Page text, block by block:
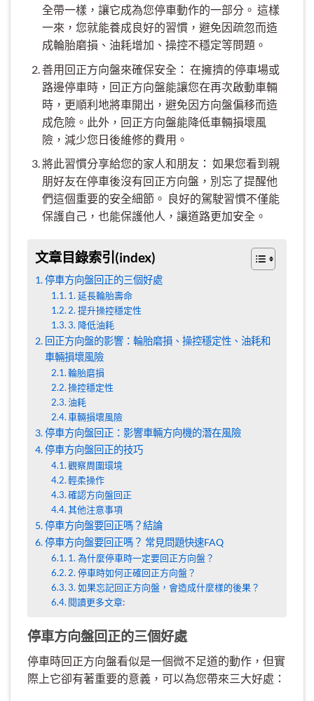
全帶一樣，讓它成為您停車動作的一部分。 這樣
一來，您就能養成良好的習慣，避免因疏忽而造
成輪胎磨損、油耗增加、操控不穩定等問題。
善用回正方向盤來確保安全： 在擁擠的停車場或
路邊停車時，回正方向盤能讓您在再次啟動車輛
時，更順利地將車開出，避免因方向盤偏移而造
成危險。此外，回正方向盤能降低車輛損壞風
險，減少您日後維修的費用。
將此習慣分享給您的家人和朋友： 如果您看到親
朋好友在停車後沒有回正方向盤，別忘了提醒他
們這個重要的安全細節。 良好的駕駛習慣不僅能
保護自己，也能保護他人，讓道路更加安全。
文章目錄索引(index)
停車方向盤回正的三個好處
1. 延長輪胎壽命
2. 提升操控穩定性
3. 降低油耗
回正方向盤的影響：輪胎磨損、操控穩定性、油耗和
車輛損壞風險
輪胎磨損
操控穩定性
油耗
車輛損壞風險
停車方向盤回正：影響車輛方向機的潛在風險
停車方向盤回正的技巧
觀察周圍環境
輕柔操作
確認方向盤回正
其他注意事項
停車方向盤要回正嗎？結論
停車方向盤要回正嗎？ 常見問題快速FAQ
1. 為什麼停車時一定要回正方向盤？
2. 停車時如何正確回正方向盤？
3. 如果忘記回正方向盤，會造成什麼樣的後果？
閱讀更多文章:
停車方向盤回正的三個好處
停車時回正方向盤看似是一個微不足道的動作，但實
際上它卻有著重要的意義，可以為您帶來三大好處：